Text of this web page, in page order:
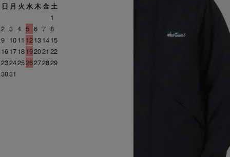
日 月 火 水木金土
1
2 3 4 5 6 7 8
9 1011 12131415
161718192021 22
23242526272829
3031